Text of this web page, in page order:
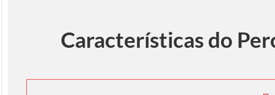
Características do